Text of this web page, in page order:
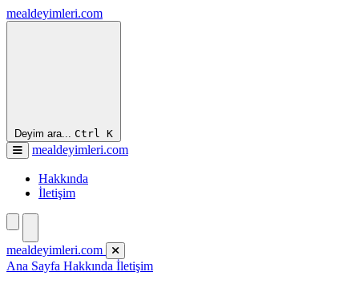
mealdeyimleri.com
Deyim ara... Ctrl K
mealdeyimleri.com
Hakkında
İletişim
mealdeyimleri.com
Ana Sayfa Hakkında İletişim